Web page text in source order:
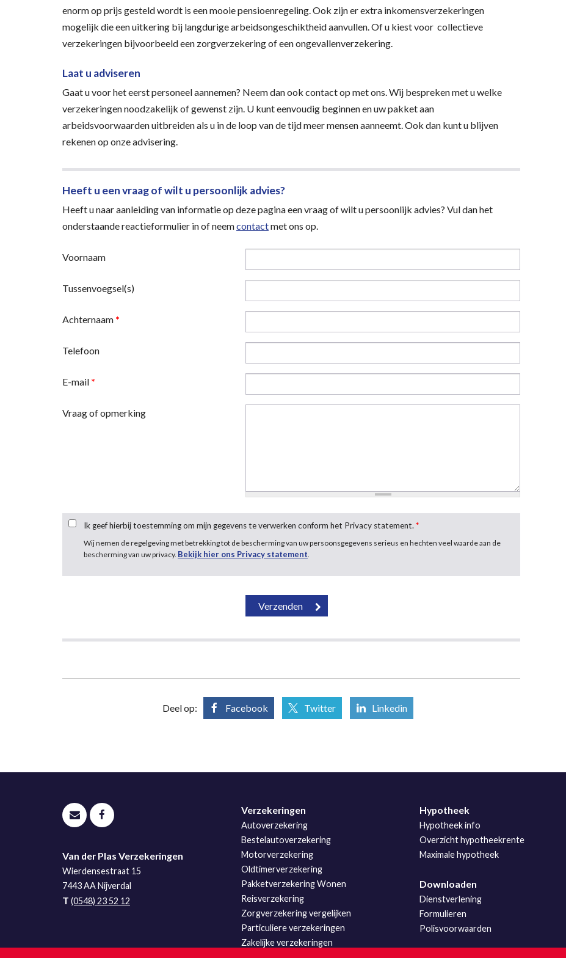
enorm op prijs gesteld wordt is een mooie pensioenregeling. Ook zijn er extra inkomensverzekeringen
mogelijk die een uitkering bij langdurige arbeidsongeschiktheid aanvullen. Of u kiest voor collectieve
verzekeringen bijvoorbeeld een zorgverzekering of een ongevallenverzekering.
Laat u adviseren
Gaat u voor het eerst personeel aannemen? Neem dan ook contact op met ons. Wij bespreken met u welke
verzekeringen noodzakelijk of gewenst zijn. U kunt eenvoudig beginnen en uw pakket aan
arbeidsvoorwaarden uitbreiden als u in de loop van de tijd meer mensen aanneemt. Ook dan kunt u blijven
rekenen op onze advisering.
Heeft u een vraag of wilt u persoonlijk advies?
Heeft u naar aanleiding van informatie op deze pagina een vraag of wilt u persoonlijk advies? Vul dan het
onderstaande reactieformulier in of neemcontactmet ons op.
Voornaam
Tussenvoegsel(s)
Achternaam *
Telefoon
E-mail *
Vraag of opmerking
Ik geef hierbij toestemming om mijn gegevens te verwerken conform het Privacy statement. *
Wij nemen de regelgeving met betrekking tot de bescherming van uw persoonsgegevens serieus en hechten veel waarde aan de
bescherming van uw privacy. Bekijk hier ons Privacy statement
Deel op: Facebook Twitter Linkedin
Van der Plas Verzekeringen
Wierdensestraat 15
7443 AANijverdal
T (0548) 23 52 12
Verzekeringen
Autoverzekering
Bestelautoverzekering
Motorverzekering
Oldtimerverzekering
Pakketverzekering Wonen
Reisverzekering
Zorgverzekering vergelijken
Particuliere verzekeringen
Zakelijke verzekeringen
Hypotheek
Hypotheek info
Overzicht hypotheekrente
Maximale hypotheek
Downloaden
Dienstverlening
Formulieren
Polisvoorwaarden